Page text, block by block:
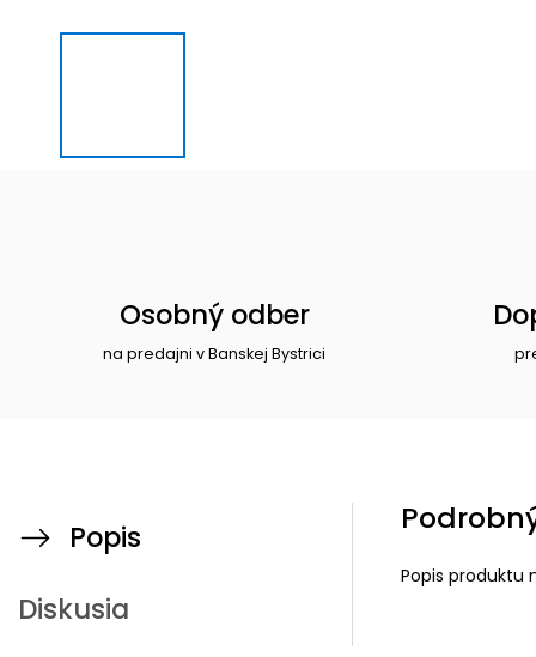
Osobný odber
na predajni v Banskej Bystrici
Popis
Diskusia
Popis produktu